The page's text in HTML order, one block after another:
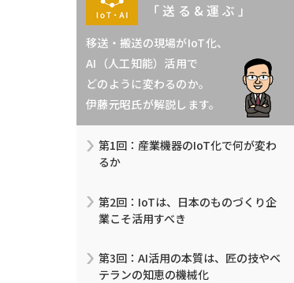
「送る&運ぶ」
移送・搬送の現場がIoT化、
AI（人工知能）活用で
どのように変わるのか。
伊藤元昭氏が解説します。
第1回：産業機器のIoT化で何が変わ
るか
第2回：IoTは、日本のものづくり企
業こそ活用すべき
第3回：AI活用の本質は、匠の技やベ
テランの知恵の機械化